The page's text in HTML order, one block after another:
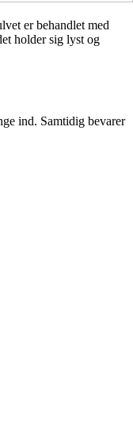
er behandlet med
holder sig lyst og
ind. Samtidig bevarer